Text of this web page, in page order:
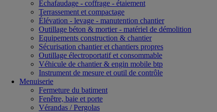
Echafaudage - coffrage - étaiement
Terrassement et compactage
Élévation - levage - manutention chantier
Outillage béton & mortier - matériel de démolition
Equipements construction & chantier
Sécurisation chantier et chantiers propres
Outillage électroportatif et consommable
Véhicule de chantier & engin mobile btp
Instrument de mesure et outil de contrôle
Menuiserie
Fermeture du batiment
Fenêtre, baie et porte
Vérandas / Pergolas